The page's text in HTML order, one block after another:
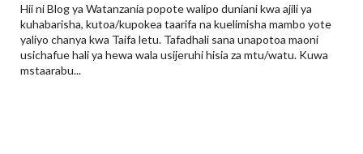
Hii ni Blog ya Watanzania popote walipo duniani kwa ajili ya
kuhabarisha, kutoa/kupokea taarifa na kuelimisha mambo yote
yaliyo chanya kwa Taifa letu. Tafadhali sana unapotoa maoni
usichafue hali ya hewa wala usijeruhi hisia za mtu/watu. Kuwa
mstaarabu...